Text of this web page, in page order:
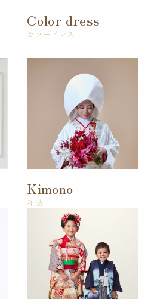
Color dress
カラードレス
Kimono
和装